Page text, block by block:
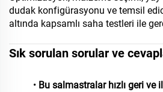
dudak konfigürasyonu ve temsil
altında kapsamlı saha testleri ile
Sık sorulan sorular ve
• Bu salmastralar hızlı geri